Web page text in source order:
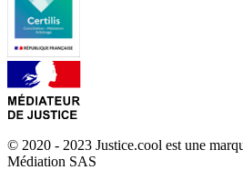
© 2020 - 2023 Justice.cool est une
Médiation SAS